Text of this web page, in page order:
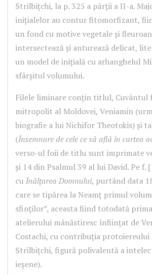
Strilbițchi, la p. 325 a părții a II-a.
inițialelor au contur fitomorfizant,
un fond cu motive vegetale și
intersectează și anturează delicat,
un model de inițială cu arhanghelul
sfârșitul volumului.
Filele liminare conțin titlul, Cuvântul
mitropolit al Moldovei, Veniamin
biografie a lui Nichifor Theotokis) și
(Însemnare de cele ce să află în cartea
verso-ul foii de titlu sunt imprimate
și 14 din Psalmul 39 al lui David. Pe f.
cu Înălțarea Domnului, purtând data
care se tipărea la Neamț primul
sfinților”, aceasta fiind totodată
atelierului mânăstiresc înființat de
Costachi, cu contribuția protoiereului
Strilbițchi, figură polivalentă a
ieșene).